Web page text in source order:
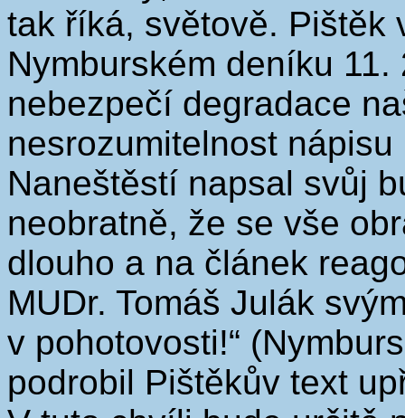
tak říká, světově. Pištěk
Nymburském deníku
nebezpečí degradace
nesrozumitelnost
Naneštěstí napsal svůj
neobratně, že se vše
dlouho a na článek
MUDr. Tomáš Julák
v pohotovosti!“
podrobil Pištěkův text